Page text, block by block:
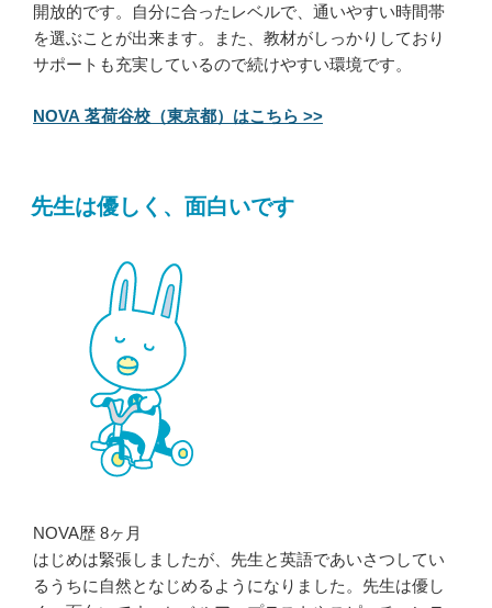
開放的です。自分に合ったレベルで、通いやすい時間帯
を選ぶことが出来ます。また、教材がしっかりしており
サポートも充実しているので続けやすい環境です。
NOVA 茗荷谷校（東京都）はこちら >>
先生は優しく、面白いです
NOVA歴 8ヶ月
はじめは緊張しましたが、先生と英語であいさつしてい
るうちに自然となじめるようになりました。先生は優し